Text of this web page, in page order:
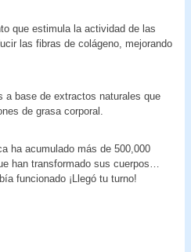
que estimula la actividad de las
las fibras de colágeno, mejorando
a base de extractos naturales que
de grasa corporal.
ha acumulado más de 500,000
han transformado sus cuerpos…
funcionado ¡Llegó tu turno!